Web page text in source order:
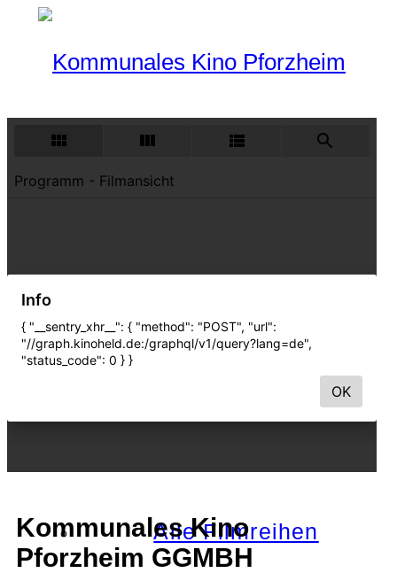
Programm
Nächster Monat
Alle Filmreihen
Kommunales Kino
Pforzheim GGMBH